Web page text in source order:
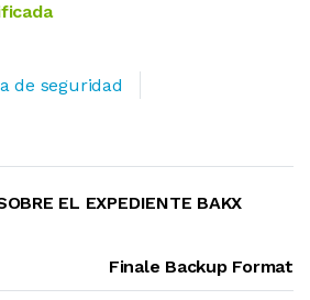
de seguridad
EL EXPEDIENTE BAKX
Finale Backup Format